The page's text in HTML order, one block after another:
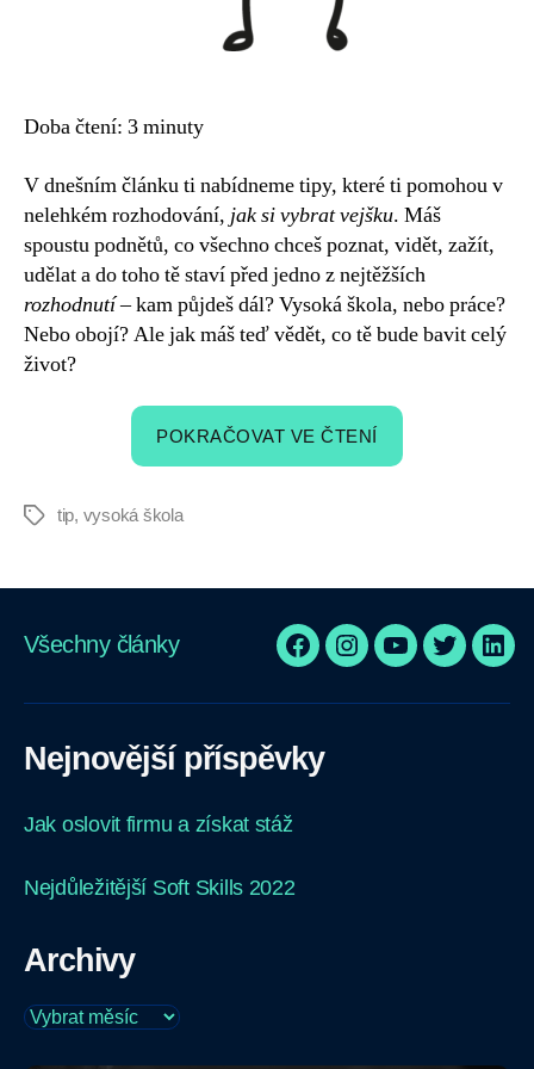
Doba čtení: 3minuty
V dnešním článku ti nabídneme tipy, které ti pomohou v
nelehkém rozhodování, jak si vybrat vejšku. Máš
spoustu podnětů, co všechno chceš poznat, vidět, zažít,
udělat a do toho tě staví před jedno z nejtěžších
rozhodnutí– kam půjdeš dál? Vysoká škola, nebo práce?
Nebo obojí? Ale jak máš teď vědět, co tě bude bavit celý
život?
POKRAČOVAT VE ČTENÍ
„Nevíš,
kam
Tenhle
ti
Štítkytip, vysoká škola
Všechny články
FB In YTubeTwtr Lin
Nejnovější příspěvky
Jak oslovit firmu a získat stáž
Nejdůležitější Soft Skills 2022
Archivy
Archivy